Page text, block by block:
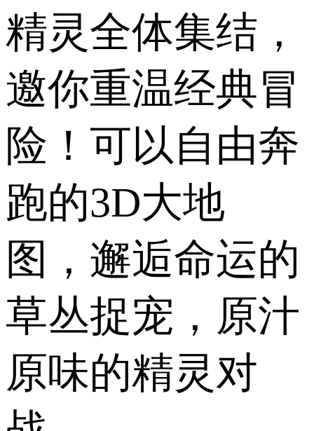
精灵全体集结，
邀你重温经典冒
险！可以自由奔
跑的3D大地
图，邂逅命运的
草丛捉宠，原汁
原味的精灵对